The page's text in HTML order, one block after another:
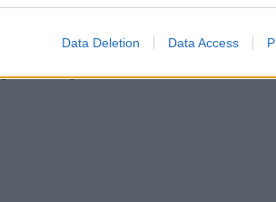
Data Deletion Data Access
Mężczyźni mogli na siebie
i zmiany swojego
był.